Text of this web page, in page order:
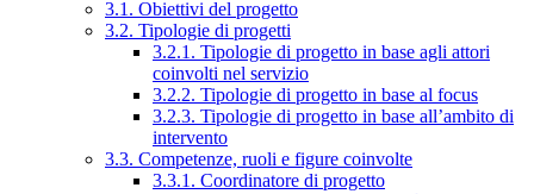
3.1. Obiettivi del progetto
3.2. Tipologie di progetti
3.2.1. Tipologie di progetto in base agli attori
coinvolti nel servizio
3.2.2. Tipologie di progetto in base al focus
3.2.3. Tipologie di progetto in base all’ambito di
intervento
3.3. Competenze, ruoli e figure coinvolte
3.3.1. Coordinatore di progetto